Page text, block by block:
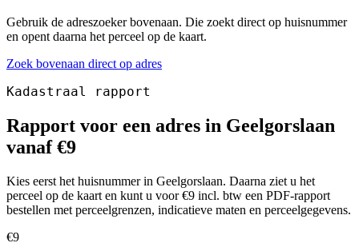
Gebruik de adreszoeker bovenaan. Die zoekt direct op huisnummer
en opent daarna het perceel op de kaart.
Zoek bovenaan direct op adres
Kadastraal rapport
Rapport voor een adres in Geelgorslaan
vanaf €9
Kies eerst het huisnummer in Geelgorslaan. Daarna ziet u het
perceel op de kaart en kunt u voor €9 incl. btw een PDF-rapport
bestellen met perceelgrenzen, indicatieve maten en perceelgegevens.
€9